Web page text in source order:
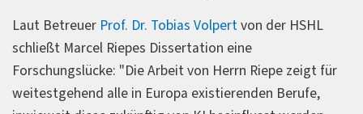
Laut Betreuer Prof. Dr. Tobias Volpertvon der HSHL
schließt Marcel Riepes Dissertation eine
Forschungslücke: "Die Arbeit von Herrn Riepe zeigt für
weitestgehend alle in Europa existierenden Berufe,